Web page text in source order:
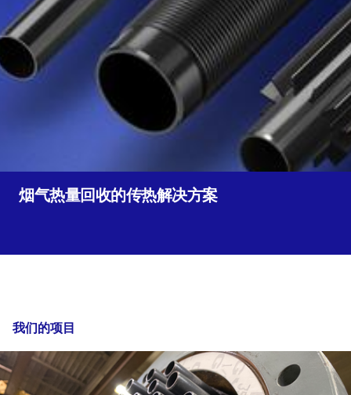
烟气热量回收的传热解决方案
我们的项目